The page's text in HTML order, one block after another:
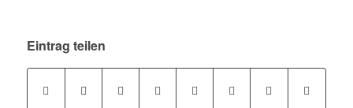
Eintrag teilen